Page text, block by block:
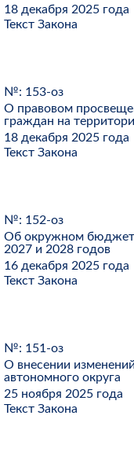
18 декабря 2025 года
Текст Закона
№: 153-оз
О правовом
граждан на
18 декабря 2025 года
Текст Закона
№: 152-оз
Об окружном
2027 и 2028 годов
16 декабря 2025 года
Текст Закона
№: 151-оз
О внесении
автономного округа
25 ноября 2025 года
Текст Закона